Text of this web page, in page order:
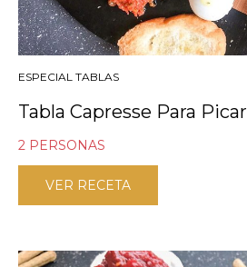
ESPECIAL TABLAS
Tabla Capresse Para Picar
2 PERSONAS
VER RECETA